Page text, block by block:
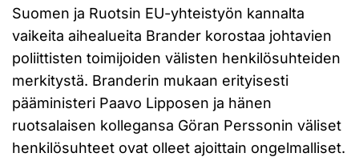
Suomen ja Ruotsin EU-yhteistyön kannalta
vaikeita aihealueita Brander korostaa johtavien
poliittisten toimijoiden välisten henkilösuhteiden
merkitystä. Branderin mukaan erityisesti
pääministeri Paavo Lipposen ja hänen
ruotsalaisen kollegansa Göran Perssonin väliset
henkilösuhteet ovat olleet ajoittain ongelmalliset.